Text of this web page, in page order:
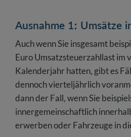
Ausnahme 1: Umsätze
Auch wenn Sie insgesamt
Euro Umsatzsteuerzahllast im
Kalenderjahr hatten, gibt es
dennoch vierteljährlich
dann der Fall, wenn Sie
innergemeinschaftlich
erwerben oder Fahrzeuge in